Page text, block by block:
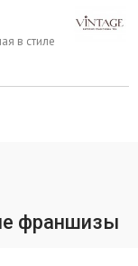
в стиле
франшизы